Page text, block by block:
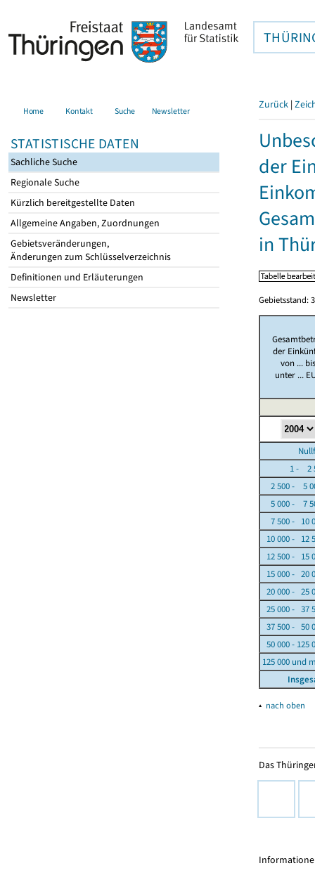
Home Kontakt Suche Newsletter
STATISTISCHE DATEN
Sachliche Suche
Regionale Suche
Kürzlich bereitgestellte Daten
Allgemeine Angaben, Zuordnungen
Gebietsveränderungen,
Änderungen zum Schlüsselverzeichnis
Definitionen und Erläuterungen
Newsletter
Zurück |
der
in
Gebietsstand:
der
von ...
unter ...
1 - 2
2 500 - 5
5 000 - 7
7 500 - 10
10 000 - 12
12 500 - 15
15 000 - 20
20 000 - 25
25 000 - 37
37 500 - 50
50 000 - 125
125 000 und
▴ nach oben
Das